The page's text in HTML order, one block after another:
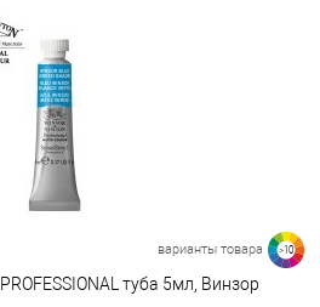
509
412
варианты товара >10
туба 5мл, Винзор